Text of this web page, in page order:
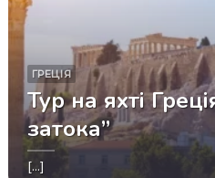
ГРЕЦІЯ
Тур на яхті
затока”
[...]